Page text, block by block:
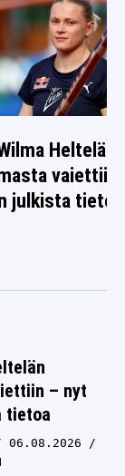
Heltelän
vaiettiin
julkista tietoa
– nyt
tietoa
06.08.2026